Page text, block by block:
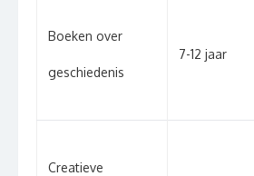
Boeken over
geschiedenis
7-12 jaar
Creatieve